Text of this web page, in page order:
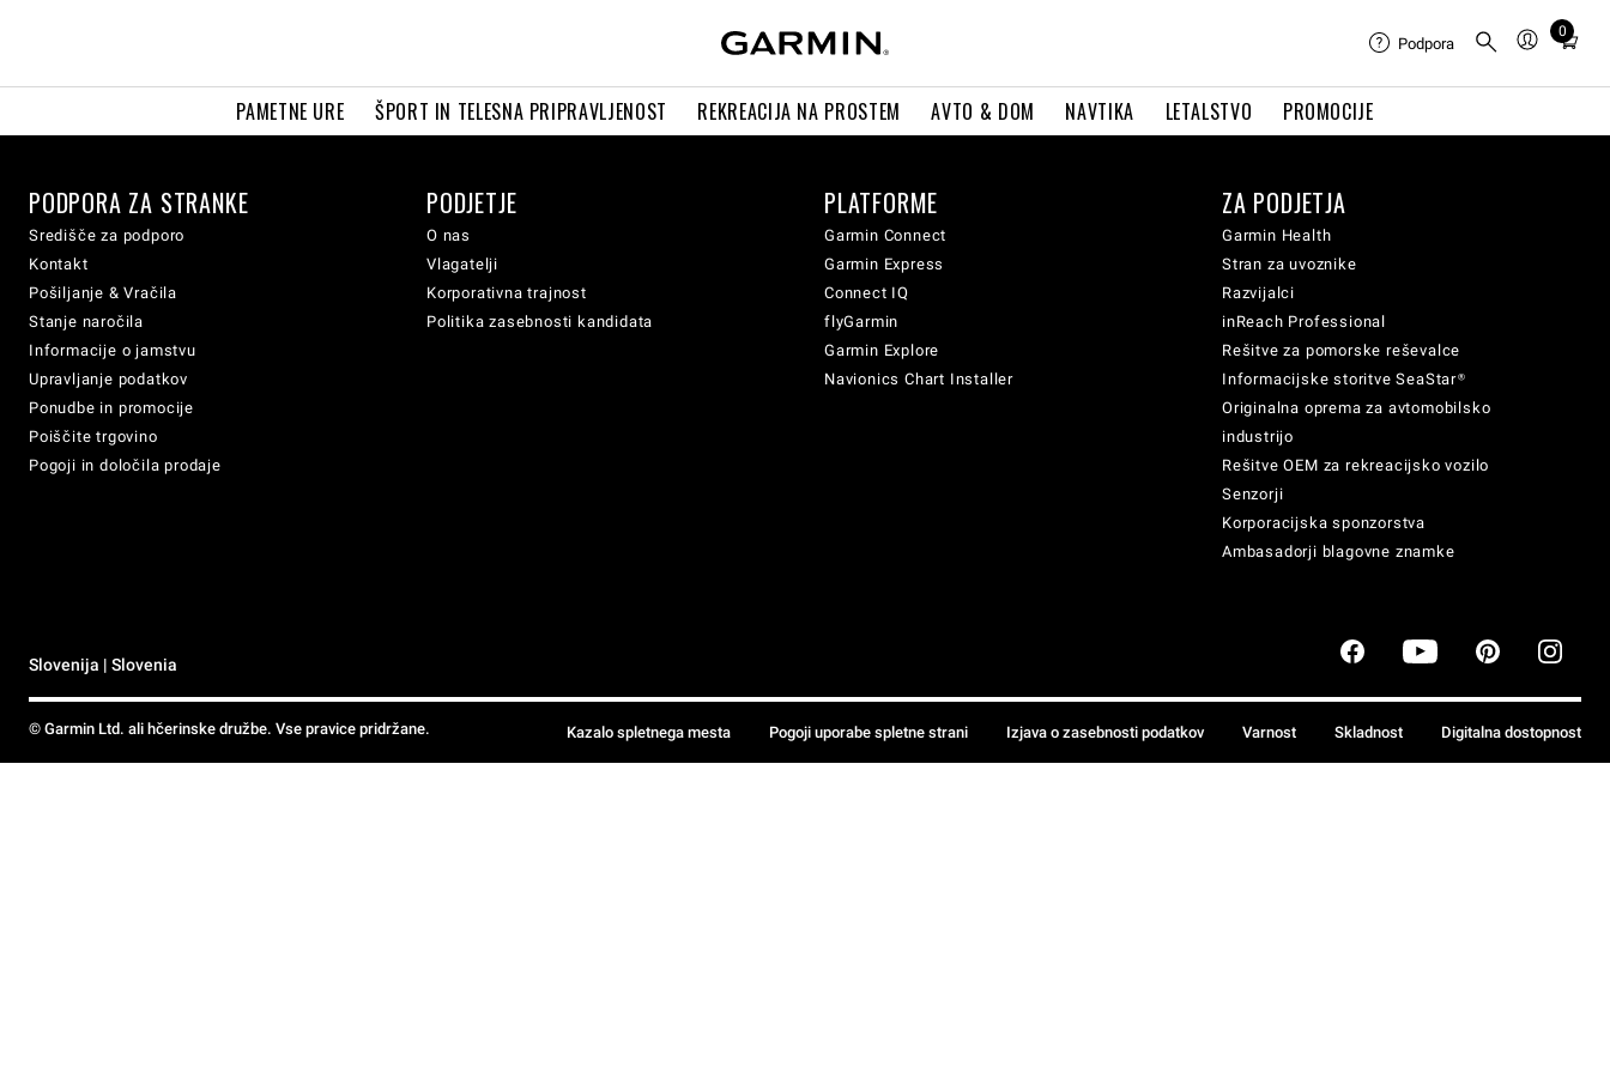
PAMETNE URE ŠPORT IN TELESNA PRIPRAVLJENOST REKREACIJA NA PROSTEM AVTO & DOM NAVTIKA LETALSTVO PROMOCIJE
Podpora
0
Total
in
PODPORA ZA STRANKE
Središče za podporo
Kontakt
Pošiljanje & Vračila
Stanje naročila
Informacije o jamstvu
Upravljanje podatkov
Ponudbe in promocije
Poiščite trgovino
Pogoji in določila prodaje
PODJETJE
O nas
Vlagatelji
Korporativna trajnost
Politika zasebnosti kandidata
PLATFORME
Garmin Connect
Garmin Express
Connect IQ
flyGarmin
Garmin Explore
Navionics Chart Installer
ZA PODJETJA
Garmin Health
Stran za uvoznike
Razvijalci
inReach Professional
Rešitve za pomorske reševalce
Informacijske storitve SeaStar®
Originalna oprema za avtomobilsko
industrijo
Rešitve OEM za rekreacijsko vozilo
Senzorji
Korporacijska sponzorstva
Ambasadorji blagovne znamke
Slovenija | Slovenia
© Garmin Ltd. ali hčerinske družbe. Vse pravice pridržane. Kazalo spletnega mesta Pogoji uporabe spletne strani Izjava o zasebnosti podatkov Varnost Skladnost Digitalna dostopnost